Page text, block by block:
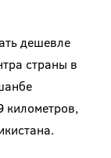
дешевле
страны в
километров,